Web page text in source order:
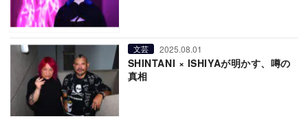
文芸 2025.08.01
SHINTANI × ISHIYAが明かす、噂の
真相